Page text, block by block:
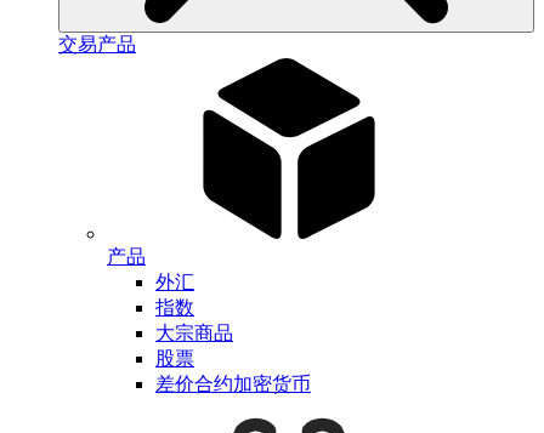
交易产品
产品
外汇
指数
大宗商品
股票
差价合约加密货币